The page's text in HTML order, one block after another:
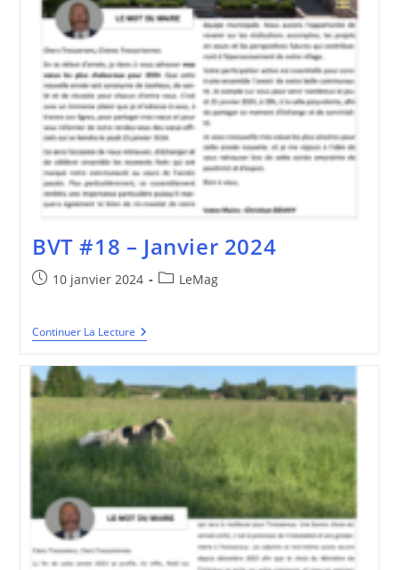
BVT #18 – Janvier 2024
Publication
10 janvier 2024
PostLeMag
Continuer La LectureBVT
#18
2024